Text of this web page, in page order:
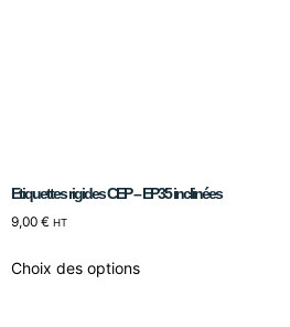
Etiquettes rigides CEP – EP35 inclinées
9,00 € HT
Choix des options